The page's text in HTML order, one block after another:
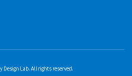
Design Lab. All rights reserved.